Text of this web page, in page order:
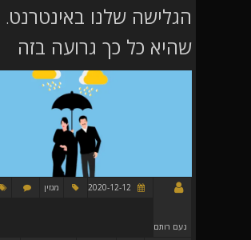
הגלישה שלנו באינטרנט.
שהיא כל כך גרועה בזה
נעם רותם
מגזין